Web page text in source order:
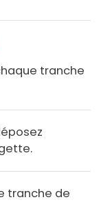
tranche
tranche de